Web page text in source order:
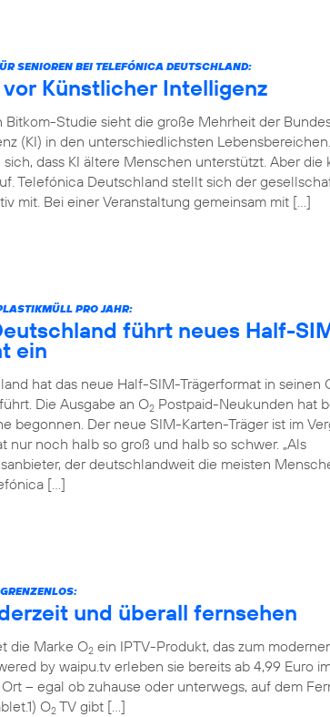
SENIOREN BEI TELEFÓNICA DEUTSCHLAND:
Künstlicher Intelligenz
Bitkom-Studie sieht die große Mehrheit der
(KI) in den unterschiedlichsten
dass KI ältere Menschen unterstützt. Aber
Telefónica Deutschland stellt sich der
mit. Bei einer Veranstaltung gemeinsam mit […]
PRO JAHR:
führt neues Half-
ein
hat das neue Half-SIM-Trägerformat in seinen
Die Ausgabe an O2 Postpaid-Neukunden hat
begonnen. Der neue SIM-Karten-Träger ist im
nur noch halb so groß und halb so schwer. „Als
der deutschlandweit die meisten
[…]
und überall fernsehen
die Marke O2 ein IPTV-Produkt, das zum
by waipu.tv erleben sie bereits ab 4,99 Euro
– egal ob zuhause oder unterwegs, auf dem
O2 TV gibt […]